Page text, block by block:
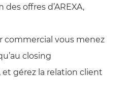
offres d’AREXA,
commercial vous menez
closing
et gérez la relation client